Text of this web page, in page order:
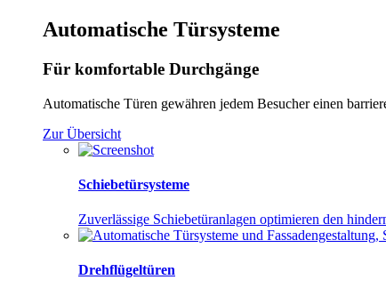
Automatische Türsysteme
Für komfortable Durchgänge
Automatische Türen gewähren jedem Besucher einen
Zur Übersicht
Schiebetürsysteme
Zuverlässige Schiebetüranlagen optimieren den
Drehflügeltüren